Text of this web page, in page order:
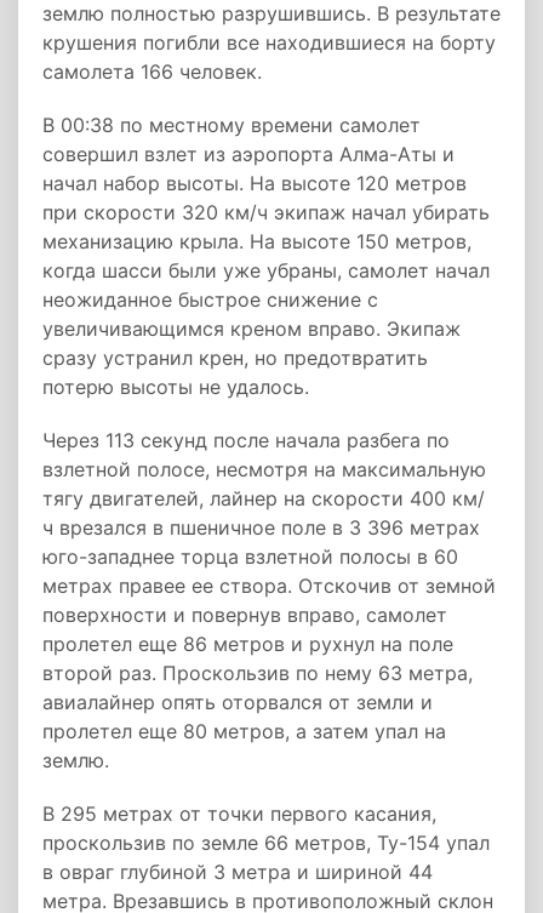
землю полностью разрушившись. В результате
крушения погибли все находившиеся на борту
самолета 166 человек.
В 00:38 по местному времени самолет
совершил взлет из аэропорта Алма-Аты и
начал набор высоты. На высоте 120 метров
при скорости 320 км/ч экипаж начал убирать
механизацию крыла. На высоте 150 метров,
когда шасси были уже убраны, самолет начал
неожиданное быстрое снижение с
увеличивающимся креном вправо. Экипаж
сразу устранил крен, но предотвратить
потерю высоты не удалось.
Через 113 секунд после начала разбега по
взлетной полосе, несмотря на максимальную
тягу двигателей, лайнер на скорости 400 км/
ч врезался в пшеничное поле в 3 396 метрах
юго-западнее торца взлетной полосы в 60
метрах правее ее створа. Отскочив от земной
поверхности и повернув вправо, самолет
пролетел еще 86 метров и рухнул на поле
второй раз. Проскользив по нему 63 метра,
авиалайнер опять оторвался от земли и
пролетел еще 80 метров, а затем упал на
землю.
В 295 метрах от точки первого касания,
проскользив по земле 66 метров, Ту-154 упал
в овраг глубиной 3 метра и шириной 44
метра. Врезавшись в противоположный склон